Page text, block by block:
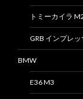
トミーカイラ
GRB インプレッ
BMW
E36 M3